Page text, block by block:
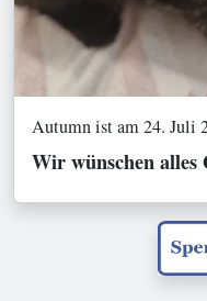
Autumn ist am 24. Juli
Wir wünschen alles